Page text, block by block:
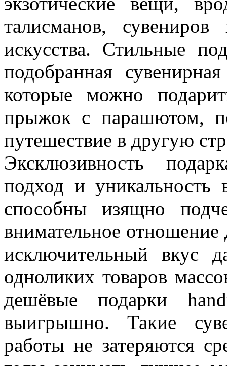
талисманов,
искусства. Стильные
подобранная
которые можно
прыжок с парашютом,
путешествие в другую
Эксклюзивность
подход и
способны изящно
внимательное отношение
исключительный вкус
одноликих товаров
дешёвые подарки
выигрышно. Такие
работы не затеряются